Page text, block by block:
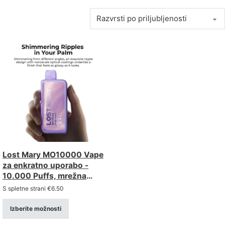
Lost Mary MO10000 Vape
za enkratno uporabo -
10.000 Puffs, mrežna
tuljava, preprečevanje
suhega udara
S spletne strani €6.50
Izberite možnosti